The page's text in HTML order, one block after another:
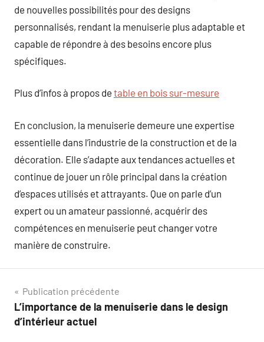
de nouvelles possibilités pour des designs
personnalisés, rendant la menuiserie plus adaptable et
capable de répondre à des besoins encore plus
spécifiques.
Plus d’infos à propos de table en bois sur-mesure
En conclusion, la menuiserie demeure une expertise
essentielle dans l’industrie de la construction et de la
décoration. Elle s’adapte aux tendances actuelles et
continue de jouer un rôle principal dans la création
d’espaces utilisés et attrayants. Que on parle d’un
expert ou un amateur passionné, acquérir des
compétences en menuiserie peut changer votre
manière de construire.
Navigation
de
Publication précédente
L’importance de la menuiserie dans le design
d’intérieur actuel